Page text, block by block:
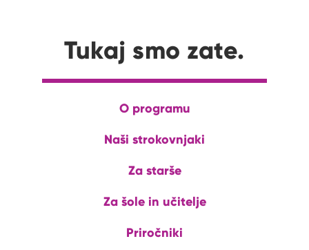
Tukaj smo zate.
O programu
Naši strokovnjaki
Za starše
Za šole in učitelje
Priročniki